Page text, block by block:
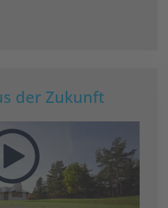
der Zukunft